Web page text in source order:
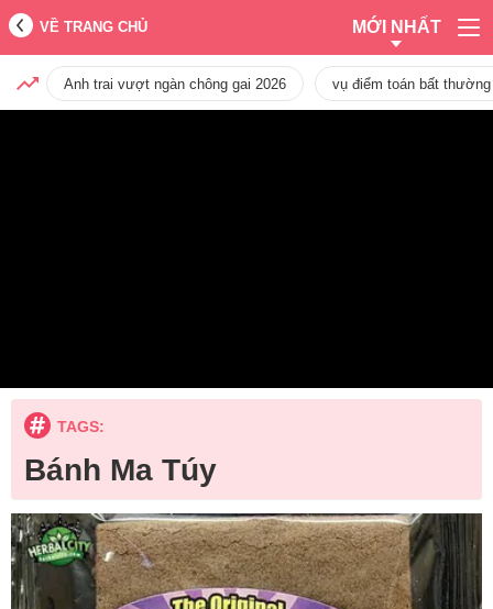
VỀ TRANG CHỦ MỚI NHẤT
Anh trai vượt ngàn chông gai 2026 vụ điểm toán bất
TAGS:
Bánh Ma Túy